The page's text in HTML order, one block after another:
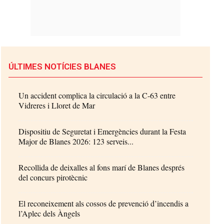
ÚLTIMES NOTÍCIES BLANES
Un accident complica la circulació a la C-63 entre
Vidreres i Lloret de Mar
Dispositiu de Seguretat i Emergències durant la Festa
Major de Blanes 2026: 123 serveis...
Recollida de deixalles al fons marí de Blanes després
del concurs pirotècnic
El reconeixement als cossos de prevenció d’incendis a
l’Aplec dels Àngels